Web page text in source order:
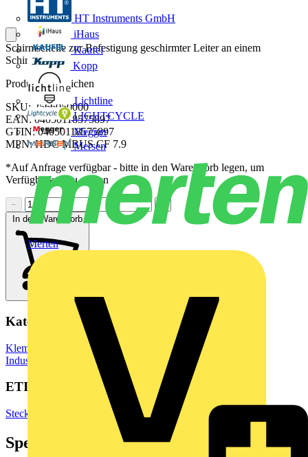
HT Instruments GmbH
iHaus
Kaufel
Kopp
Lichtline
LIGHTCYCLE
Megger
Mersen
Merten
Schirmschelle zur Befestigung geschirmter Leiter an einem
Schirmbügel.
Produktkennzeichen
SKU: 2566050000
EAN: 04050118575897
GTIN: 04050118575897
MPN: HDC MBUS CF 7.9
*Auf Anfrage verfügbar - bitte in den Warenkorb legen, um
Verfügbarkeit zu prüfen
−
In den Warenkorb
Kategorien
Klemmen, Steckverbinder & Verbindungselemente
Industriesteckverbinder
ETIM Group
Steckverbinder
Spezifikationen